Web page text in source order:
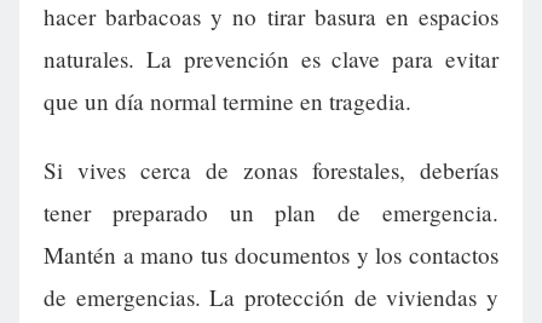
hacer barbacoas y no tirar basura en espacios
naturales. La prevención es clave para evitar
que un día normal termine en tragedia.
Si vives cerca de zonas forestales, deberías
tener preparado un plan de emergencia.
Mantén a mano tus documentos y los contactos
de emergencias. La protección de viviendas y